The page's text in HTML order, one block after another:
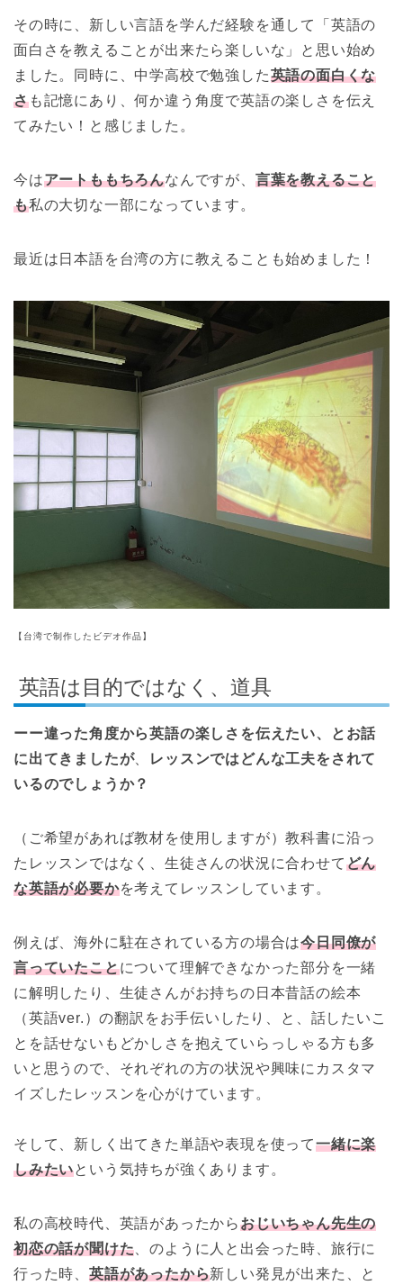
その時に、新しい言語を学んだ経験を通して「英語の
面白さを教えることが出来たら楽しいな」と思い始め
ました。同時に、中学高校で勉強した英語の面白くな
さも記憶にあり、何か違う角度で英語の楽しさを伝え
てみたい！と感じました。
今はアートももちろんなんですが、 言葉を教えること
も私の大切な一部になっています。
最近は日本語を台湾の方に教えることも始めました！
【台湾で制作したビデオ作品】
英語は目的ではなく、道具
ーー違った角度から英語の楽しさを伝えたい、とお話
に出てきましたが、
レッスンではどんな工夫をされて
いるのでしょうか？
（ご希望があれば教材を使用しますが）教科書に沿っ
たレッスンではなく、生徒さんの状況に合わせてどん
な英語が必要かを考えてレッスンしています。
例えば、海外に駐在されている方の場合は今日同僚が
言っていたことについて理解できなかった部分を一緒
に解明したり、生徒さんがお持ちの日本昔話の絵本
（英語ver.）の翻訳をお手伝いしたり、と、話したいこ
とを話せないもどかしさを抱えていらっしゃる方も多
いと思うので、それぞれの方の状況や興味にカスタマ
イズしたレッスンを心がけています。
そして、新しく出てきた単語や表現を使って一緒に楽
しみたいという気持ちが強くあります。
私の高校時代、英語があったからおじいちゃん先生の
初恋の話が聞けた 、のように人と出会った時、旅行に
行った時、 英語があったから新しい発見が出来た、と